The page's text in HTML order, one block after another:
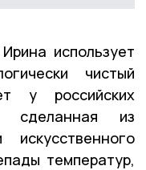
использует
чистый
у российских
сделанная из
температур,